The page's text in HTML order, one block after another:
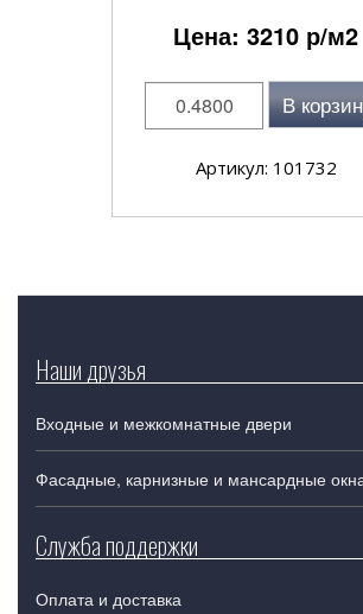
Цена: 3210 р/м2
В
Артикул: 101732
Наши друзья
Входные и межкомнатные двери
Фасадные, карнизные и мансардные
Служба поддержки
Оплата и доставка